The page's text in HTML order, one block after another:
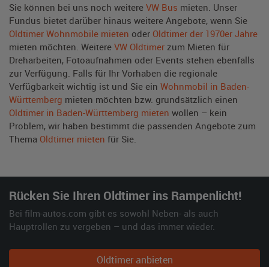
Sie können bei uns noch weitere VW Bus mieten. Unser
Fundus bietet darüber hinaus weitere Angebote, wenn Sie
Oldtimer Wohnmobile mieten oder Oldtimer der 1970er Jahre
mieten möchten. Weitere VW Oldtimer zum Mieten für
Dreharbeiten, Fotoaufnahmen oder Events stehen ebenfalls
zur Verfügung. Falls für Ihr Vorhaben die regionale
Verfügbarkeit wichtig ist und Sie ein Wohnmobil in Baden-
Württemberg mieten möchten bzw. grundsätzlich einen
Oldtimer in Baden-Württemberg mieten wollen – kein
Problem, wir haben bestimmt die passenden Angebote zum
Thema Oldtimer mieten für Sie.
Rücken Sie Ihren Oldtimer ins Rampenlicht!
Bei film-autos.com gibt es sowohl Neben- als auch
Hauptrollen zu vergeben – und das immer wieder.
Oldtimer anbieten